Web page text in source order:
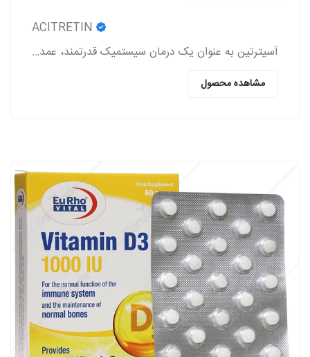
آسیترتین به عنوان یک درمان سیستمیک قدرتمند، عمدتاً در مدیریت اختلالات شدید کراتینیزاسیون پوست به کار می‌رود.
مشاهده محصول